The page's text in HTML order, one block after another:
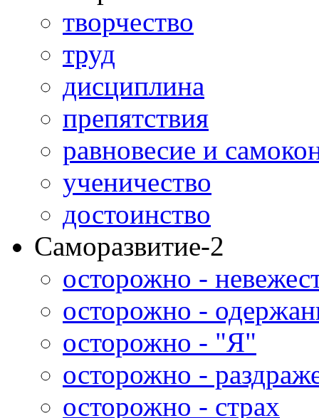
творчество
труд
дисциплина
препятствия
равновесие и
ученичество
достоинство
Саморазвитие-2
осторожно -
осторожно -
осторожно - "Я"
осторожно -
осторожно - страх